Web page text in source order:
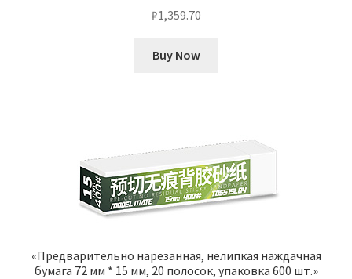
₽1,359.70
Buy Now
«Предварительно нарезанная, нелипкая наждачная
бумага 72 мм * 15 мм, 20 полосок, упаковка 600 шт.»